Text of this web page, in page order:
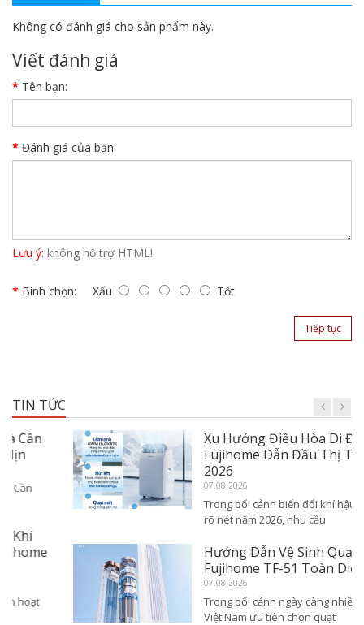
Không có đánh giá cho sản phẩm này.
Viết đánh giá
Tên bạn:
Đánh giá của bạn:
Lưu ý: không hỗ trợ HTML!
Bình chọn: Xấu Tốt
Tiếp tục
TIN TỨC
Xu Hướng Điều Hòa Di Động:
Fujihome Dẫn Đầu Thị Trường
2026
07.08.2026
Trong bối cảnh biến đổi khí hậu ngày càng
rõ nét năm 2026, nhu cầu
Hướng Dẫn Vệ Sinh Quạt Tháp
Fujihome TF-51 Toàn Diện
07.08.2026
Trong bối cảnh ngày càng nhiều gia đình
Việt Nam ưu tiên chọn quạt